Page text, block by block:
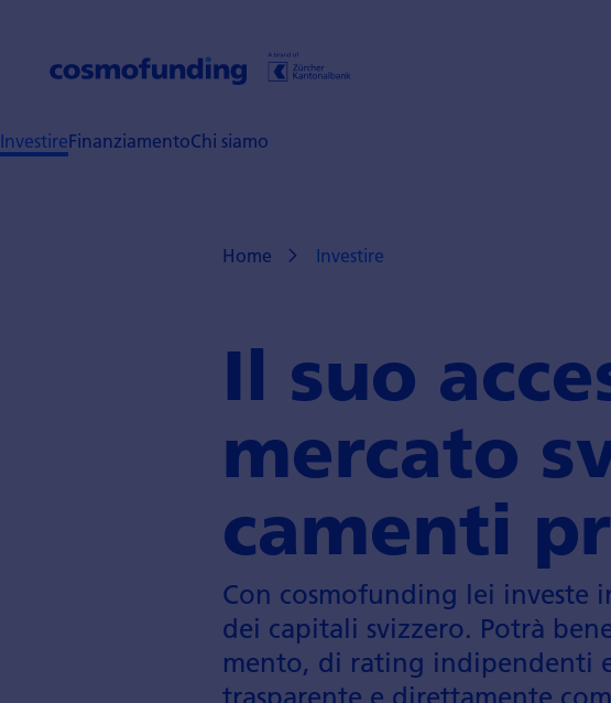
InvestireFinanziamentoChi siamo
Home Investire
Il suo
mercato
camenti
Con cosmofunding lei investe
dei capitali svizzero. Potrà
mento, di rating indi­pendenti